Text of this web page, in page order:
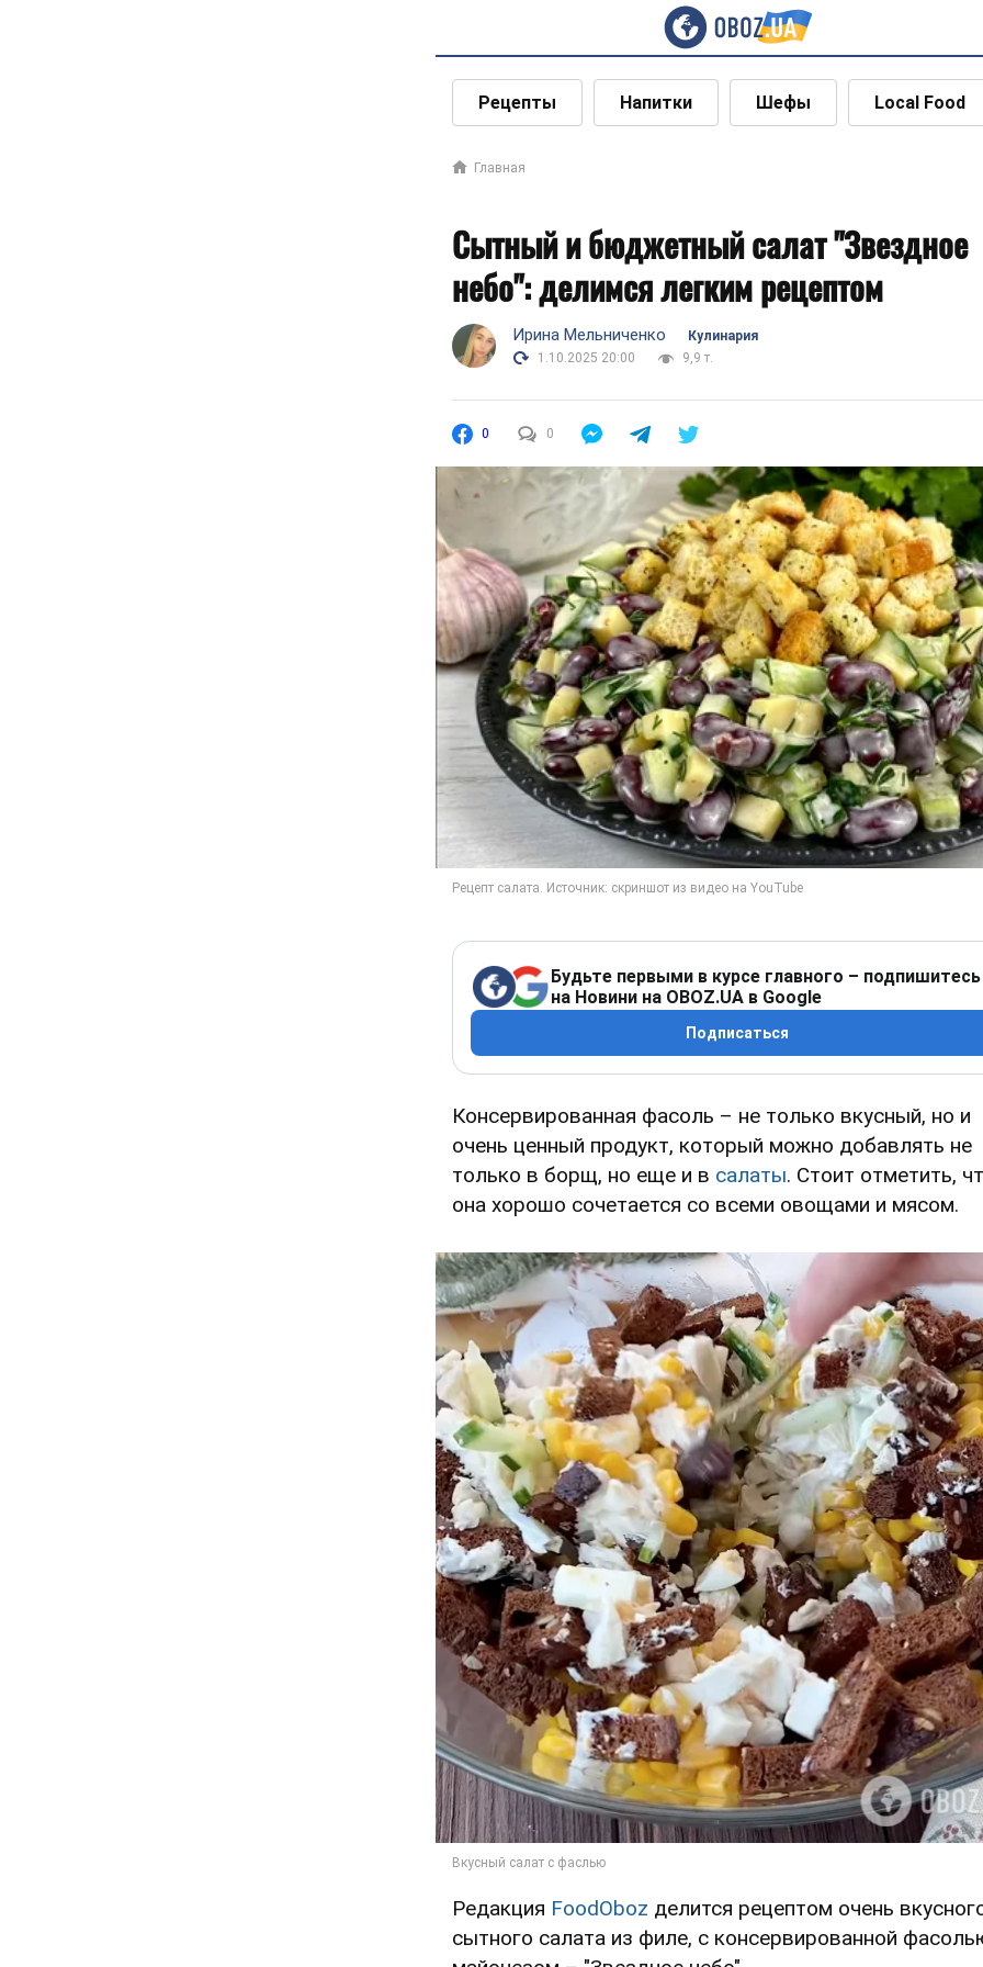
Рецепты Напитки Шефы Local Food
Главная
Сытный и бюджетный салат "Звездное
небо": делимся легким рецептом
Ирина Мельниченко
Кулинария
1.10.2025 20:00
9,9 т.
0 0
Будьте первыми в курсе главного – подпишитесь
на Новини на OBOZ.UA в Google
Подписаться
Консервированная фасоль – не только вкусный, но и
очень ценный продукт, который можно добавлять не
только в борщ, но еще и в салаты. Стоит отметить,
она хорошо сочетается со всеми овощами и мясом.
Редакция FoodOboz делится рецептом очень
сытного салата из филе, с консервированной